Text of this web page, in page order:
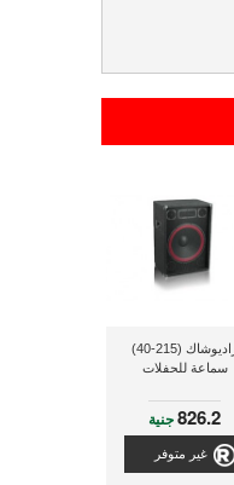
راديوشاك (215-40)
سماعة للحفلات
826.2جنية
غير متوفر